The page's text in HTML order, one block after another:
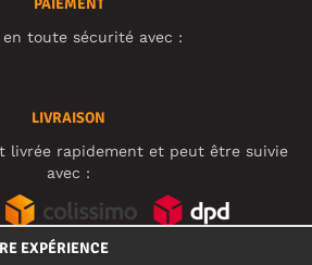
PAIEMENT
en toute sécurité avec :
LIVRAISON
livrée rapidement et peut être suivie
avec :
EXPÉRIENCE